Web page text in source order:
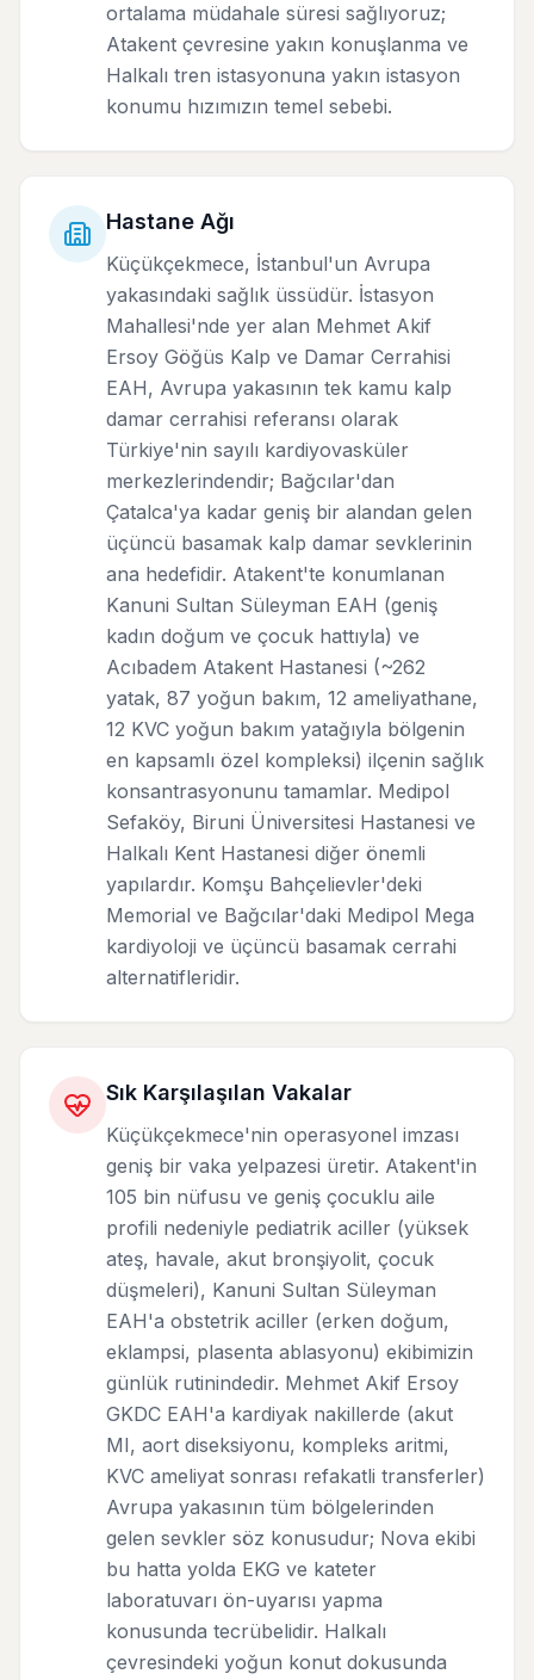
ortalama müdahale süresi sağlıyoruz;
Atakent çevresine yakın konuşlanma ve
Halkalı tren istasyonuna yakın istasyon
konumu hızımızın temel sebebi.
Hastane Ağı
Küçükçekmece, İstanbul'un Avrupa
yakasındaki sağlık üssüdür. İstasyon
Mahallesi'nde yer alan Mehmet Akif
Ersoy Göğüs Kalp ve Damar Cerrahisi
EAH, Avrupa yakasının tek kamu kalp
damar cerrahisi referansı olarak
Türkiye'nin sayılı kardiyovasküler
merkezlerindendir; Bağcılar'dan
Çatalca'ya kadar geniş bir alandan gelen
üçüncü basamak kalp damar sevklerinin
ana hedefidir. Atakent'te konumlanan
Kanuni Sultan Süleyman EAH (geniş
kadın doğum ve çocuk hattıyla) ve
Acıbadem Atakent Hastanesi (~262
yatak, 87 yoğun bakım, 12 ameliyathane,
12 KVC yoğun bakım yatağıyla bölgenin
en kapsamlı özel kompleksi) ilçenin sağlık
konsantrasyonunu tamamlar. Medipol
Sefaköy, Biruni Üniversitesi Hastanesi ve
Halkalı Kent Hastanesi diğer önemli
yapılardır. Komşu Bahçelievler'deki
Memorial ve Bağcılar'daki Medipol Mega
kardiyoloji ve üçüncü basamak cerrahi
alternatifleridir.
Sık Karşılaşılan Vakalar
Küçükçekmece'nin operasyonel imzası
geniş bir vaka yelpazesi üretir. Atakent'in
105 bin nüfusu ve geniş çocuklu aile
profili nedeniyle pediatrik aciller (yüksek
ateş, havale, akut bronşiyolit, çocuk
düşmeleri), Kanuni Sultan Süleyman
EAH'a obstetrik aciller (erken doğum,
eklampsi, plasenta ablasyonu) ekibimizin
günlük rutinindedir. Mehmet Akif Ersoy
GKDC EAH'a kardiyak nakillerde (akut
MI, aort diseksiyonu, kompleks aritmi,
KVC ameliyat sonrası refakatli transferler)
Avrupa yakasının tüm bölgelerinden
gelen sevkler söz konusudur; Nova ekibi
bu hatta yolda EKG ve kateter
laboratuvarı ön-uyarısı yapma
konusunda tecrübelidir. Halkalı
çevresindeki yoğun konut dokusunda